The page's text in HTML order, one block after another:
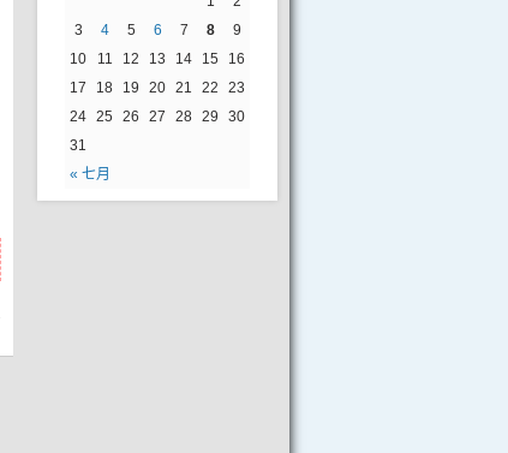
« 七月
3
4 5 6 7 8
9
10
11 12 13 14 15
16
17
18 19 20 21 22
23
24 25 26 27 28 29
30
31